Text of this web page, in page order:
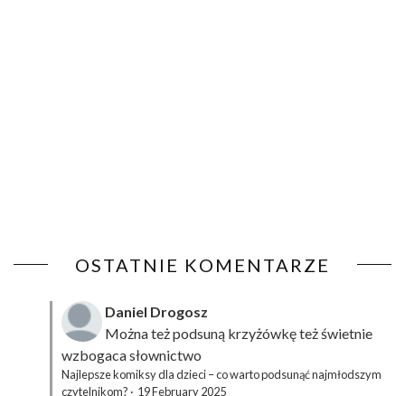
OSTATNIE KOMENTARZE
Daniel Drogosz
Można też podsuną krzyżówkęteż świetnie
wzbogaca słownictwo
Najlepsze komiksy dla dzieci – co warto podsunąć najmłodszym
czytelnikom? · 19 February 2025